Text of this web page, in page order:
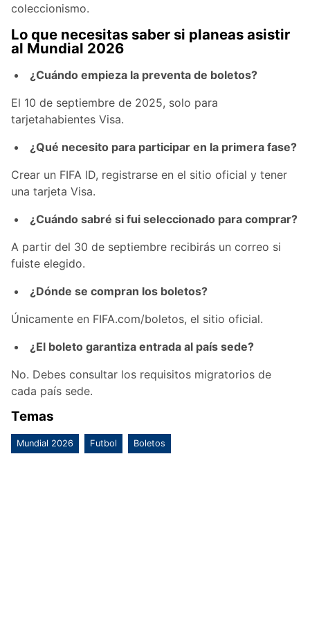
coleccionismo.
Lo que necesitas saber si planeas asistir
al Mundial 2026
¿Cuándo empieza la preventa de boletos?
El 10 de septiembre de 2025, solo para
tarjetahabientes Visa.
¿Qué necesito para participar en la primera fase?
Crear un FIFA ID, registrarse en el sitio oficial y tener
una tarjeta Visa.
¿Cuándo sabré si fui seleccionado para comprar?
A partir del 30 de septiembre recibirás un correo si
fuiste elegido.
¿Dónde se compran los boletos?
Únicamente en FIFA.com/boletos, el sitio oficial.
¿El boleto garantiza entrada al país sede?
No. Debes consultar los requisitos migratorios de
cada país sede.
Temas
Mundial 2026 Futbol Boletos